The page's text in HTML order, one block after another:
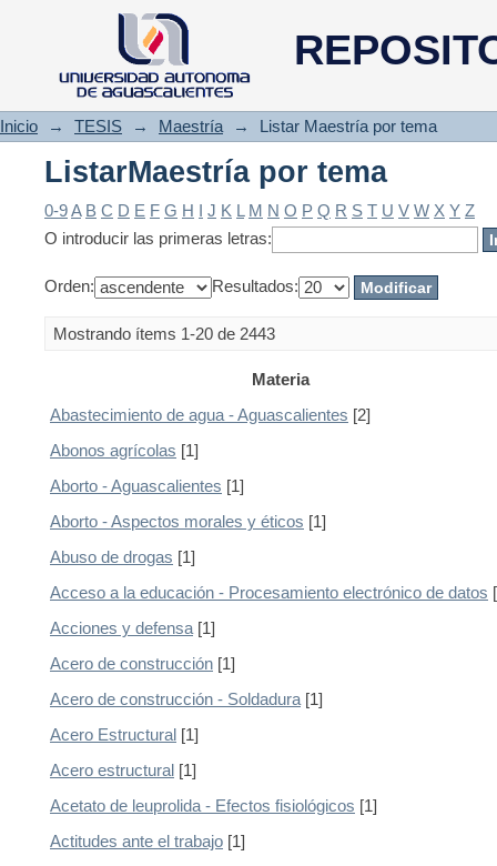
ListarMaestría por tema
Inicio → TESIS → Maestría → Listar Maestría por tema
ListarMaestría por tema
0-9A B C D E F G H I J K L M N O P Q R S T U V W X Y Z
O introducir las primeras letras:
Orden: Resultados:
Mostrando ítems 1-20 de 2443
Materia
Abastecimiento de agua - Aguascalientes [2]
Abonos agrícolas [1]
Aborto - Aguascalientes [1]
Aborto - Aspectos morales y éticos [1]
Abuso de drogas [1]
Acceso a la educación - Procesamiento electrónico de datos
Acciones y defensa [1]
Acero de construcción [1]
Acero de construcción - Soldadura [1]
Acero Estructural [1]
Acero estructural [1]
Acetato de leuprolida - Efectos fisiológicos [1]
Actitudes ante el trabajo [1]